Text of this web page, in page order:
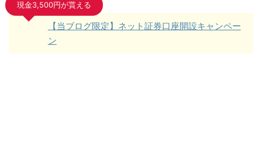
現金3,500円が貰える
【当ブログ限定】ネット証券口座開設キャンペー
ン